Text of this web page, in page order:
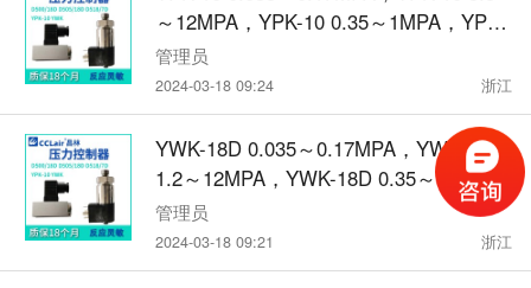
～12MPA，YPK-10 0.35～1MPA，YPK-
10 17～42MPA，YPK-10 0.1～0.5MP
A，YPK-10 7～24MPA，YPK-10系列 压
力控制器
管理员
2024-03-18 09:24 浙江
YWK-18D 0.035～0.17MPA，YWK-18D
1.2～12MPA，YWK-18D 0.35～1MPA，
YWK-18D 2.4-24MPA，YWK-18D 0.1～
0.5MPA，YWK-18D 1.6～16MPA，YWK
系列压力控制器
管理员
2024-03-18 09:21 浙江